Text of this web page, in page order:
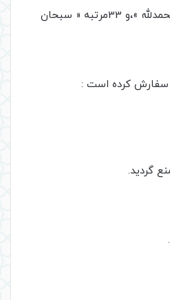
تسبیحات حضرت زهرا(س) : 1مرتبه( شامل 34 مرتبه« الله اکبر»، 33مرتبه « الحمدلله »،و 33مرتبه « سبحان
سفارش کرده است :
گردید.